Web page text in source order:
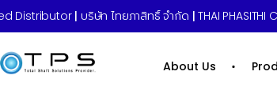
Distributor| บริษัท ไทยภาสิทธิ์ จำกัด | THAI PHASITHI
About Us